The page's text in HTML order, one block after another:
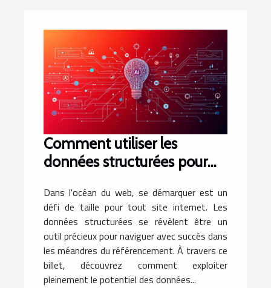
Comment utiliser les
données structurées pour
de votre site web
Dans l'océan du web, se démarquer est un
défi de taille pour tout site internet. Les
données structurées se révèlent être un
outil précieux pour naviguer avec succès dans
les méandres du référencement. À travers ce
billet, découvrez comment exploiter
pleinement le potentiel des données...